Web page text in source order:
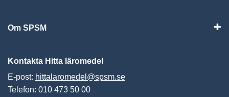
Om SPSM
Kontakta Hitta läromedel
E-post: hittalaromedel@spsm.se
Telefon: 010 473 50 00